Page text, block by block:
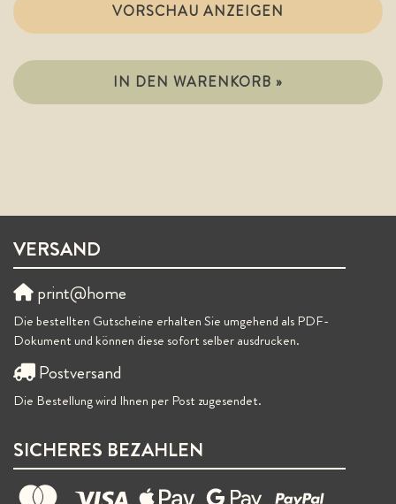
VORSCHAU ANZEIGEN
IN DEN WARENKORB »
VERSAND
print@home
Die bestellten Gutscheine erhalten Sie umgehend als PDF-
Dokument und können diese sofort selber ausdrucken.
Postversand
Die Bestellung wird Ihnen per Post zugesendet.
SICHERES BEZAHLEN